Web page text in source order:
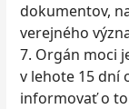
dokumentov,
verejného
7. Orgán moci
v lehote 15 dní
informovať o